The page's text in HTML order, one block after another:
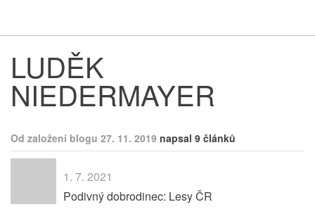
LUDĚK
NIEDERMAYER
Od založení blogu 27. 11. 2019 napsal 9 článků
1. 7. 2021
Podivný dobrodinec: Lesy ČR